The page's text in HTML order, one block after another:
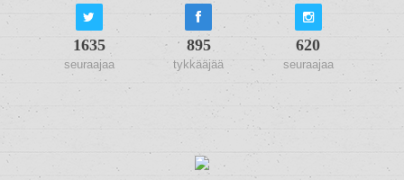
1635
seuraajaa
895
tykkääjää
620
seuraajaa